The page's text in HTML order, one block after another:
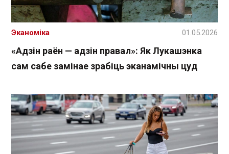
«Адзін раён — адзін правал»: Як Лукашэнка
сам сабе замінае зрабіць эканамічны цуд
Эканоміка 01.05.2026